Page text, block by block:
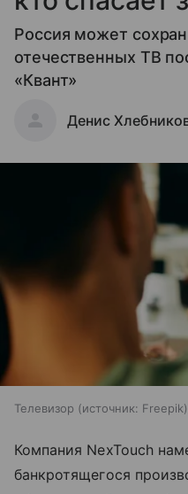
Россия может
отечественных ТВ
«Квант»
Денис
Телевизор источник: Freepik
Компания NexTouch
банкротящегося